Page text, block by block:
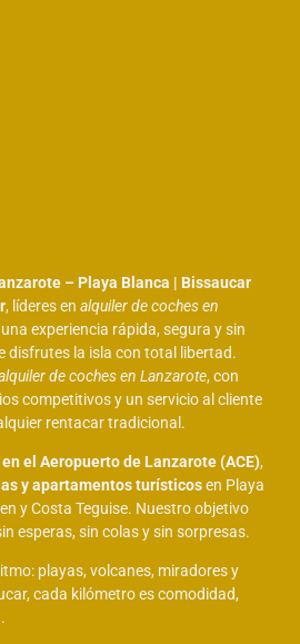
– Playa Blanca | Bissaucar
, líderes enalquiler de coches en
experiencia rápida, segura y sin
disfrutes la isla con total libertad.
de coches en Lanzarote, con
competitivos y un servicio al cliente
rentacar tradicional.
el Aeropuerto de Lanzarote (ACE),
y apartamentos turísticosen Playa
y Costa Teguise. Nuestro objetivo
esperas, sin colas y sin sorpresas.
playas, volcanes, miradores y
cada kilómetro es comodidad,